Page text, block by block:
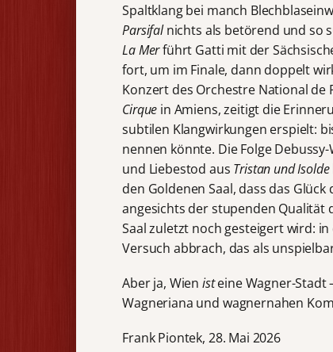
Spaltklang bei manch
Parsifalnichts als betörend und so
La Merführt Gatti mit der
fort, um im Finale, dann doppelt
Konzert des Orchestre National de
Cirque in Amiens, zeitigt die
subtilen Klangwirkungen erspielt:
nennen könnte. Die Folge
und Liebestod aus Tristan und Isolde
den Goldenen Saal, dass das
angesichts der stupenden Qualität
Saal zuletzt noch gesteigert wird:
Versuch abbrach, das als
Aber ja, Wien isteine Wagner-Stadt
Wagneriana und wagnernahen
Frank Piontek, 28. Mai 2026